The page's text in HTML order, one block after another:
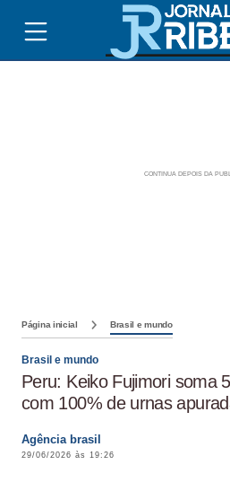
Página inicial Brasil e mundo
Brasil e mundo
Peru: Keiko Fujimori soma
com 100% de urnas
Agência brasil
29/06/2026 às 19:26